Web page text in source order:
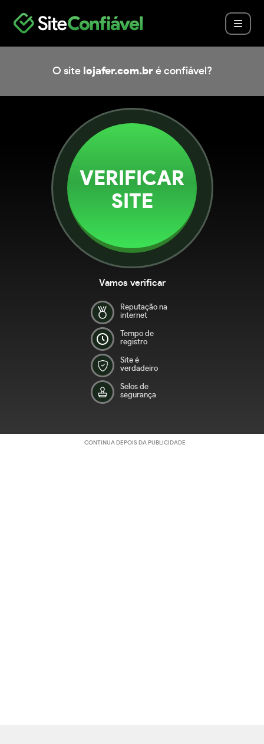
O site lojafer.com.bré confiável?
VERIFICAR
SITE
Vamos verificar
Reputação na
internet
Tempo de
registro
Site é
verdadeiro
Selos de
segurança
CONTINUA DEPOIS DA PUBLICIDADE